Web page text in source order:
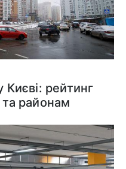
Києві: рейтинг
та районам